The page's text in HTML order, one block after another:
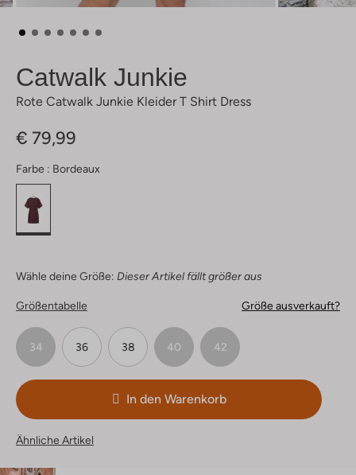
Catwalk Junkie
Rote Catwalk Junkie Kleider T Shirt Dress
€ 79,99
Farbe : Bordeaux
Wähle deine Größe: Dieser Artikel fällt größer aus
Größentabelle Größe ausverkauft?
34 36 38 40 42
In den Warenkorb
Ähnliche Artikel